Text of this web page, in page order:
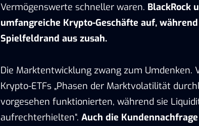
Vermögenswerte schneller waren. BlackRock
umfangreiche Krypto-Geschäfte auf,
Spielfeldrand aus zusah.
Die Marktentwicklung zwang zum Umdenken.
Krypto-ETFs „Phasen der Marktvolatilität
vorgesehen funktionierten, während sie
aufrechterhielten“. Auch die